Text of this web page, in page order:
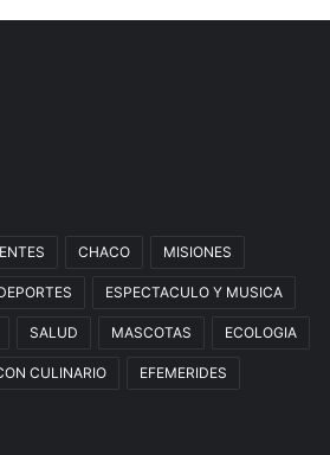
CHACO MISIONES
ESPECTACULO Y MUSICA
SALUD MASCOTAS ECOLOGIA
CULINARIO EFEMERIDES